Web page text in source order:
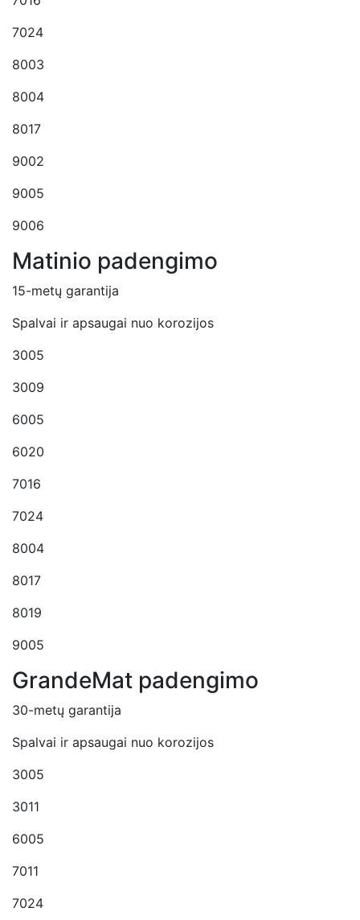
7024
8003
8004
8017
9002
9005
9006
Matinio padengimo
15-metų garantija
Spalvai ir apsaugai nuo korozijos
3005
3009
6005
6020
7016
7024
8004
8017
8019
9005
GrandeMat padengimo
30-metų garantija
Spalvai ir apsaugai nuo korozijos
3005
3011
6005
7011
7024